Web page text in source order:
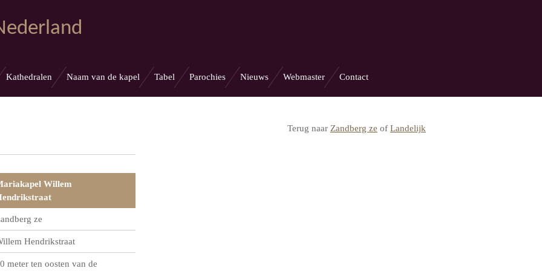
Kathedralen Naam van de kapel Tabel Parochies Nieuws Webmaster Contact
Terug naar Zandberg ze of Landelijk
Willem
ze
Hendrikstraat
meter ten oosten van de